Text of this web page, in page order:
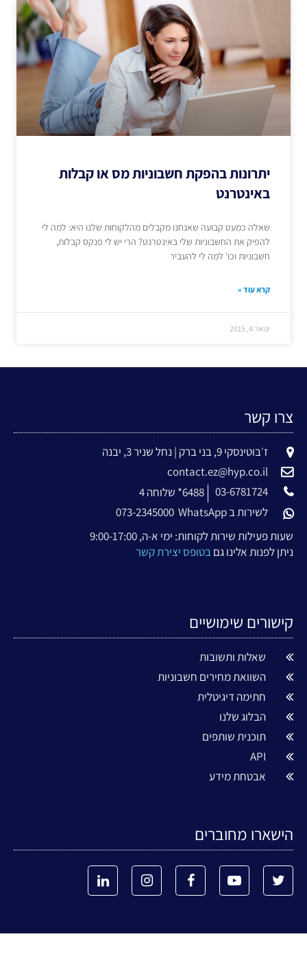
יתרונות בהפקת חשבוניות מס או קבלות
באינטרנט
שאלה כמעט קבועה שאנחנו מקבלים מהלקוחות שלנו היא: למה לי
להפיק את החשבוניות שלי באינטרנט? הרי יש לי פנקס קבלות,
חשבוניות וכו' למה לי להעביר
קרא עוד »
ינואר 4, 2015
צרו קשר
ז׳בוטינסקי 9, בני ברק | נחל שניר 3, יבנה
contact.ez@hyp.co.il
03-6781724
6488* שלוחה 4
לשירות ב WhatsApp
073-2345000
שעות פעילות שירות לקוחות: ימי א-ה, 9:00-17:00
ניתן לפנות אלינו גםבטופס יצירת קשר
קישורים שימושיים
שאלות ותשובות
השוואת מחירים חשבוניות
חתימה דיגיטלית
הבלוג שלנו
תוכנית שותפים
API
אבטחת מידע
הישארו מחוברים